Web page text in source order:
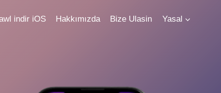
indir iOS Hakkımızda Bize Ulasin Yasal